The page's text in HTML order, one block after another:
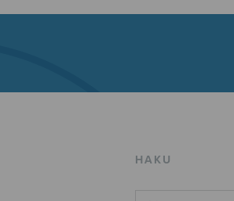
HAKU